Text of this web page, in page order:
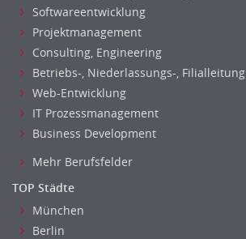
Finanzbuchhaltung, Bilanzbuchhaltung
Gehaltsbuchhaltung, Lohnbuchhaltung
Konzernbuchhaltung
Kreditorenbuchhaltung
Finanzen Leitung, Teamleitung
Finanzen Prozessmanagement
Rechnungswesen
Revision
Steuern
Treasury
Wirtschaftsprüfung
Softwareentwicklung
Projektmanagement
Consulting, Engineering
Betriebs-, Niederlassungs-, Filialleitung
Web-Entwicklung
IT Prozessmanagement
Business Development
Mehr Berufsfelder
TOP Städte
München
Berlin